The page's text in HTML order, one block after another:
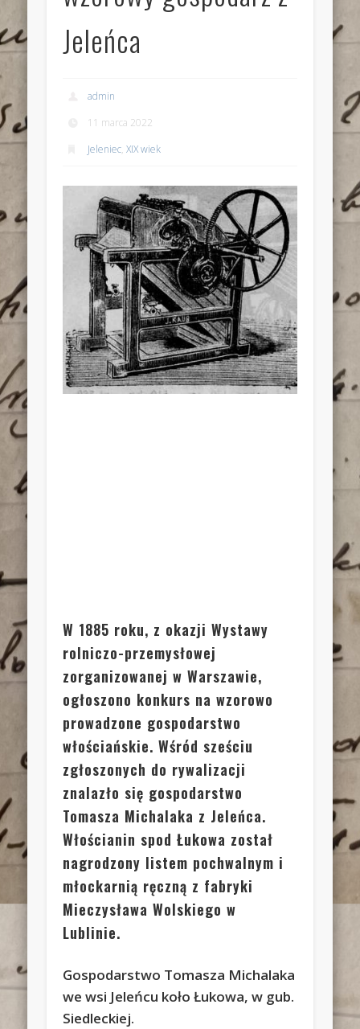
Jeleńca
admin
11 marca 2022
Jeleniec,XIX wiek
W 1885 roku, z okazji Wystawy
rolniczo-przemysłowej
zorganizowanej w Warszawie,
ogłoszono konkurs na wzorowo
prowadzone gospodarstwo
włościańskie. Wśród sześciu
zgłoszonych do rywalizacji
znalazło się gospodarstwo
Tomasza Michalaka z Jeleńca.
Włościanin spod Łukowa został
nagrodzony listem pochwalnym i
młockarnią ręczną z fabryki
Mieczysława Wolskiego w
Lublinie.
Gospodarstwo Tomasza Michalaka
we wsi Jeleńcu koło Łukowa, w gub.
Siedleckiej.